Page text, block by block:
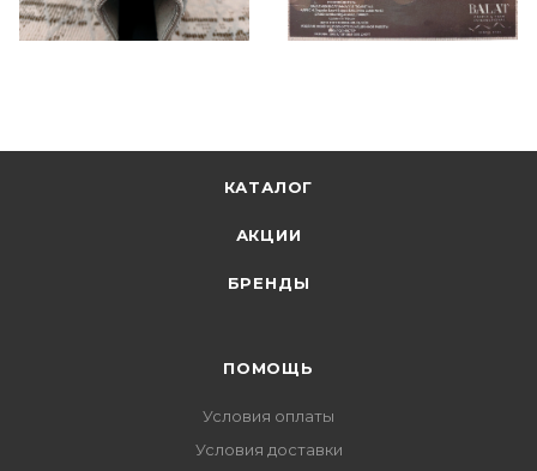
КАТАЛОГ
АКЦИИ
БРЕНДЫ
ПОМОЩЬ
Условия оплаты
Условия доставки